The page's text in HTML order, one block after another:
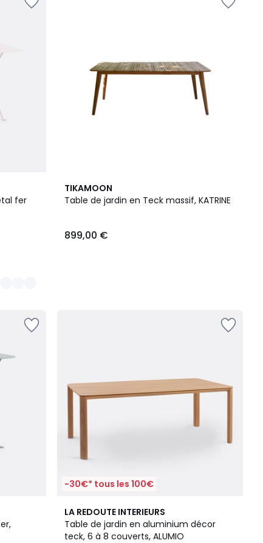
fer
TIKAMOON
Table de jardin en Teck massif, KATRINE
899,00 €
-30€* tous les 100€
LA REDOUTE INTERIEURS
Table de jardin en aluminium décor
teck, 6 à 8 couverts, ALUMIO
5
/
5